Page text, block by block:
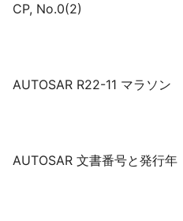
CP, No.0(2)
AUTOSAR R22-11 マラソン
AUTOSAR 文書番号と発行年